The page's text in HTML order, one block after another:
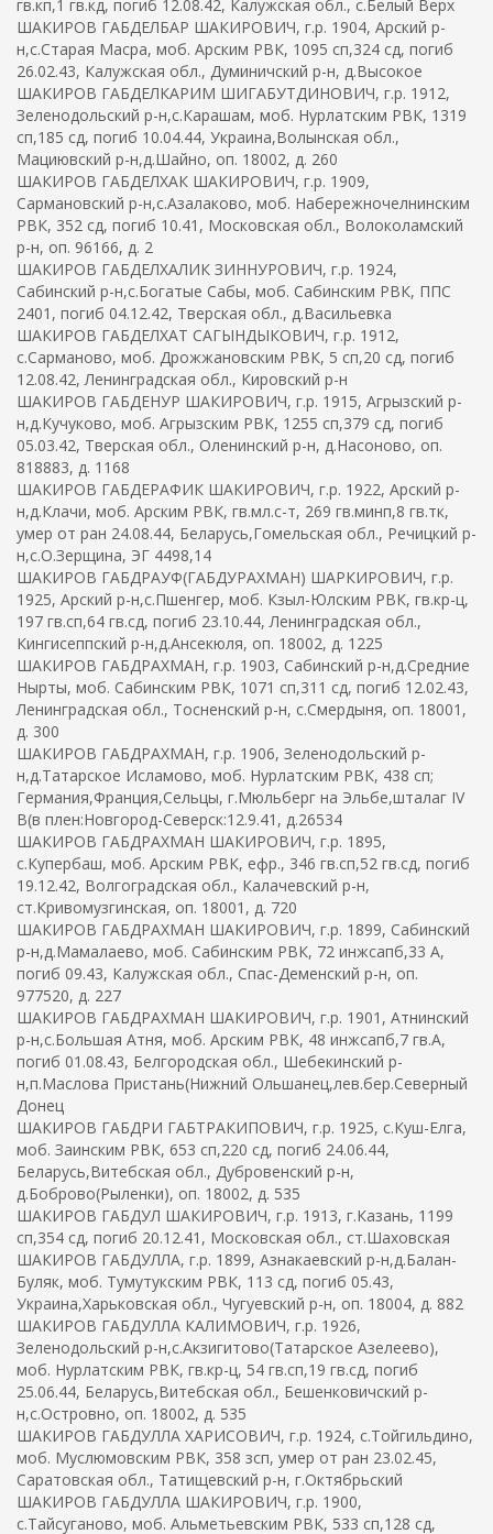
гв.кп,1 гв.кд, погиб 12.08.42, Калужская обл., с.Белый Верх
ШАКИРОВ ГАБДЕЛБАР ШАКИРОВИЧ, г.р. 1904, Арский р-
н,с.Старая Масра, моб. Арским РВК, 1095 сп,324 сд, погиб
26.02.43, Калужская обл., Думиничский р-н, д.Высокое
ШАКИРОВ ГАБДЕЛКАРИМ ШИГАБУТДИНОВИЧ, г.р. 1912,
Зеленодольский р-н,с.Карашам, моб. Нурлатским РВК, 1319
сп,185 сд, погиб 10.04.44, Украина,Волынская обл.,
Мациювский р-н,д.Шайно, оп. 18002, д. 260
ШАКИРОВ ГАБДЕЛХАК ШАКИРОВИЧ, г.р. 1909,
Сармановский р-н,с.Азалаково, моб. Набережночелнинским
РВК, 352 сд, погиб 10.41, Московская обл., Волоколамский
р-н, оп. 96166, д. 2
ШАКИРОВ ГАБДЕЛХАЛИК ЗИННУРОВИЧ, г.р. 1924,
Сабинский р-н,с.Богатые Сабы, моб. Сабинским РВК, ППС
2401, погиб 04.12.42, Тверская обл., д.Васильевка
ШАКИРОВ ГАБДЕЛХАТ САГЫНДЫКОВИЧ, г.р. 1912,
с.Сарманово, моб. Дрожжановским РВК, 5 сп,20 сд, погиб
12.08.42, Ленинградская обл., Кировский р-н
ШАКИРОВ ГАБДЕНУР ШАКИРОВИЧ, г.р. 1915, Агрызский р-
н,д.Кучуково, моб. Агрызским РВК, 1255 сп,379 сд, погиб
05.03.42, Тверская обл., Оленинский р-н, д.Насоново, оп.
818883, д. 1168
ШАКИРОВ ГАБДЕРАФИК ШАКИРОВИЧ, г.р. 1922, Арский р-
н,д.Клачи, моб. Арским РВК, гв.мл.с-т, 269 гв.минп,8 гв.тк,
умер от ран 24.08.44, Беларусь,Гомельская обл., Речицкий р-
н,с.О.Зерщина, ЭГ 4498,14
ШАКИРОВ ГАБДРАУФ(ГАБДУРАХМАН) ШАРКИРОВИЧ, г.р.
1925, Арский р-н,с.Пшенгер, моб. Кзыл-Юлским РВК, гв.кр-ц,
197 гв.сп,64 гв.сд, погиб 23.10.44, Ленинградская обл.,
Кингисеппский р-н,д.Ансекюля, оп. 18002, д. 1225
ШАКИРОВ ГАБДРАХМАН, г.р. 1903, Сабинский р-н,д.Средние
Нырты, моб. Сабинским РВК, 1071 сп,311 сд, погиб 12.02.43,
Ленинградская обл., Тосненский р-н, с.Смердыня, оп. 18001,
д. 300
ШАКИРОВ ГАБДРАХМАН, г.р. 1906, Зеленодольский р-
н,д.Татарское Исламово, моб. Нурлатским РВК, 438 сп;
Германия,Франция,Сельцы, г.Мюльберг на Эльбе,шталаг IV
B(в плен:Новгород-Северск:12.9.41, д.26534
ШАКИРОВ ГАБДРАХМАН ШАКИРОВИЧ, г.р. 1895,
с.Купербаш, моб. Арским РВК, ефр., 346 гв.сп,52 гв.сд, погиб
19.12.42, Волгоградская обл., Калачевский р-н,
ст.Кривомузгинская, оп. 18001, д. 720
ШАКИРОВ ГАБДРАХМАН ШАКИРОВИЧ, г.р. 1899, Сабинский
р-н,д.Мамалаево, моб. Сабинским РВК, 72 инжсапб,33 А,
погиб 09.43, Калужская обл., Спас-Деменский р-н, оп.
977520, д. 227
ШАКИРОВ ГАБДРАХМАН ШАКИРОВИЧ, г.р. 1901, Атнинский
р-н,с.Большая Атня, моб. Арским РВК, 48 инжсапб,7 гв.А,
погиб 01.08.43, Белгородская обл., Шебекинский р-
н,п.Маслова Пристань(Нижний Ольшанец,лев.бер.Северный
Донец
ШАКИРОВ ГАБДРИ ГАБТРАКИПОВИЧ, г.р. 1925, с.Куш-Елга,
моб. Заинским РВК, 653 сп,220 сд, погиб 24.06.44,
Беларусь,Витебская обл., Дубровенский р-н,
д.Боброво(Рыленки), оп. 18002, д. 535
ШАКИРОВ ГАБДУЛ ШАКИРОВИЧ, г.р. 1913, г.Казань, 1199
сп,354 сд, погиб 20.12.41, Московская обл., ст.Шаховская
ШАКИРОВ ГАБДУЛЛА, г.р. 1899, Азнакаевский р-н,д.Балан-
Буляк, моб. Тумутукским РВК, 113 сд, погиб 05.43,
Украина,Харьковская обл., Чугуевский р-н, оп. 18004, д. 882
ШАКИРОВ ГАБДУЛЛА КАЛИМОВИЧ, г.р. 1926,
Зеленодольский р-н,с.Акзигитово(Татарское Азелеево),
моб. Нурлатским РВК, гв.кр-ц, 54 гв.сп,19 гв.сд, погиб
25.06.44, Беларусь,Витебская обл., Бешенковичский р-
н,с.Островно, оп. 18002, д. 535
ШАКИРОВ ГАБДУЛЛА ХАРИСОВИЧ, г.р. 1924, с.Тойгильдино,
моб. Муслюмовским РВК, 358 зсп, умер от ран 23.02.45,
Саратовская обл., Татищевский р-н, г.Октябрьский
ШАКИРОВ ГАБДУЛЛА ШАКИРОВИЧ, г.р. 1900,
с.Тайсуганово, моб. Альметьевским РВК, 533 сп,128 сд,